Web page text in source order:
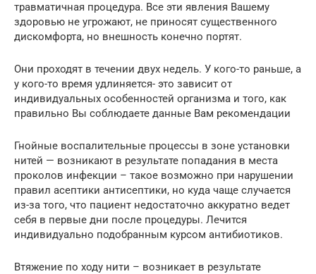
травматичная процедура. Все эти явления Вашему
здоровью не угрожают, не приносят существенного
дискомфорта, но внешность конечно портят.
Они проходят в течении двух недель. У кого-то раньше, а
у кого-то время удлиняется- это зависит от
индивидуальных особенностей организма и того, как
правильно Вы соблюдаете данные Вам рекомендации
Гнойные воспалительные процессы в зоне установки
нитей — возникают в результате попадания в места
проколов инфекции – такое возможно при нарушении
правил асептики антисептики, но куда чаще случается
из-за того, что пациент недостаточно аккуратно ведет
себя в первые дни после процедуры. Лечится
индивидуально подобранным курсом антибиотиков.
Втяжение по ходу нити – возникает в результате